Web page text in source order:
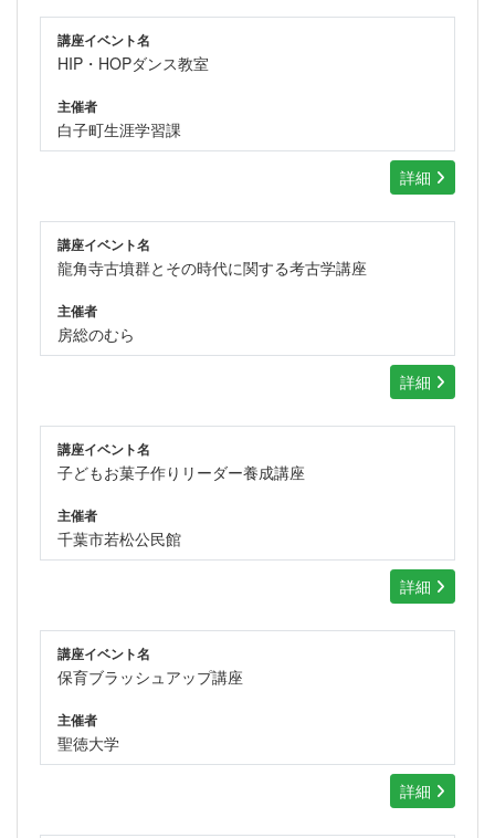
講座イベント名
HIP・HOPダンス教室
主催者
白子町生涯学習課
詳細
講座イベント名
龍角寺古墳群とその時代に関する考古学講座
主催者
房総のむら
詳細
講座イベント名
子どもお菓子作りリーダー養成講座
主催者
千葉市若松公民館
詳細
講座イベント名
保育ブラッシュアップ講座
主催者
聖徳大学
詳細